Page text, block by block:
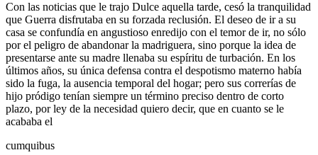
Con las noticias que le trajo Dulce aquella tarde, cesó la tranquilidad
que Guerra disfrutaba en su forzada reclusión. El deseo de ir a su
casa se confundía en angustioso enredijo con el temor de ir, no sólo
por el peligro de abandonar la madriguera, sino porque la idea de
presentarse ante su madre llenaba su espíritu de turbación. En los
últimos años, su única defensa contra el despotismo materno había
sido la fuga, la ausencia temporal del hogar; pero sus correrías de
hijo pródigo tenían siempre un término preciso dentro de corto
plazo, por ley de la necesidad quiero decir, que en cuanto se le
acababa el
cumquibus